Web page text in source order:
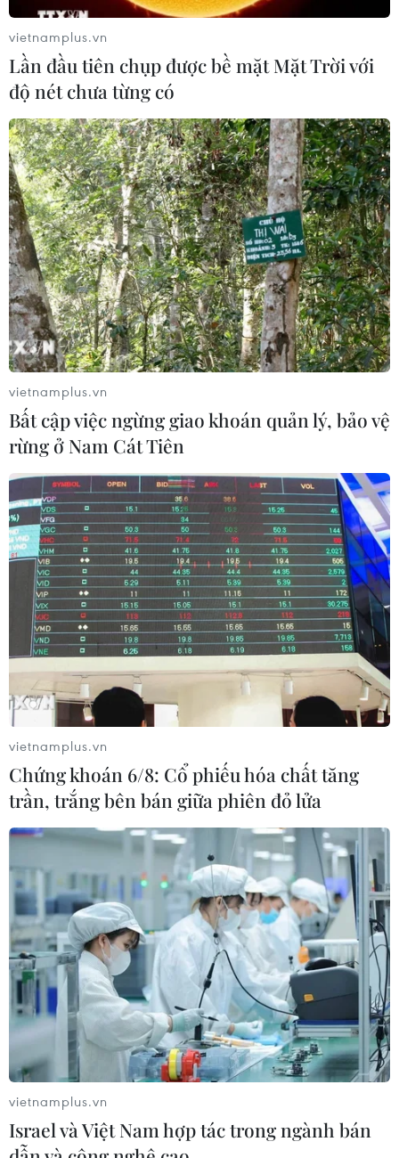
vietnamplus.vn
Lần đầu tiên chụp được bề mặt Mặt Trời với
độ nét chưa từng có
vietnamplus.vn
Bất cập việc ngừng giao khoán quản lý, bảo vệ
rừng ở Nam Cát Tiên
vietnamplus.vn
Chứng khoán 6/8: Cổ phiếu hóa chất tăng
trần, trắng bên bán giữa phiên đỏ lửa
vietnamplus.vn
Israel và Việt Nam hợp tác trong ngành bán